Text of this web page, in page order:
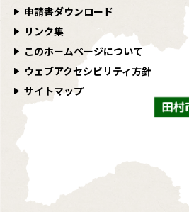
申請書ダウンロード
リンク集
このホームページについて
ウェブアクセシビリティ方針
サイトマップ